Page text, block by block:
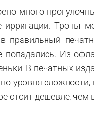
много
ирригации. Тропы
правильный
попадались. Из
В печатных
уровня
стоит дешевле, чем